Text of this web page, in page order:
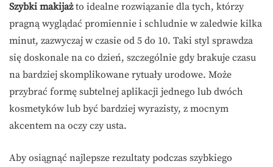
Szybki makijażto idealne rozwiązanie dla tych, którzy
pragną wyglądać promiennie i schludnie w zaledwie kilka
minut, zazwyczaj w czasie od 5 do 10. Taki styl sprawdza
się doskonale na co dzień, szczególnie gdy brakuje czasu
na bardziej skomplikowane rytuały urodowe. Może
przybrać formę subtelnej aplikacji jednego lub dwóch
kosmetyków lub być bardziej wyrazisty, z mocnym
akcentem na oczy czy usta.
Aby osiągnąć najlepsze rezultaty podczas szybkiego